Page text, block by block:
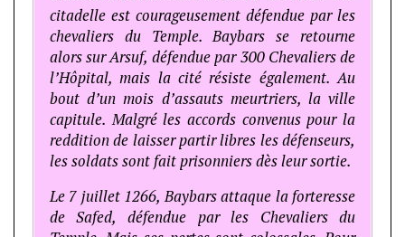
citadelle est courageusement défendue par les
chevaliers du Temple. Baybars se retourne
alors sur Arsuf, défendue par 300 Chevaliers de
l’Hôpital, mais la cité résiste également. Au
bout d’un mois d’assauts meurtriers, la ville
capitule. Malgré les accords convenus pour la
reddition de laisser partir libres les défenseurs,
les soldats sont fait prisonniers dès leur sortie.
Le 7 juillet 1266, Baybars attaque la forteresse
de Safed, défendue par les Chevaliers du